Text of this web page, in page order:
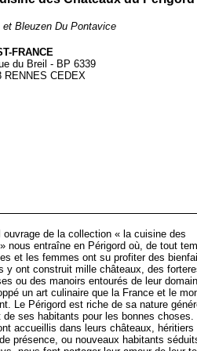
et Bleuzen Du Pontavice
FRANCE
du Breil - BP 6339
RENNES CEDEX
ouvrage de la collection « la cuisine des
nous entraîne en Périgord où, de tout
et les femmes ont su profiter des
y ont construit mille châteaux, des
ou des manoirs entourés de leur
un art culinaire que la France et le
Le Périgord est riche de sa nature
de ses habitants pour les bonnes choses.
accueillis dans leurs châteaux, héritiers
présence, ou nouveaux habitants